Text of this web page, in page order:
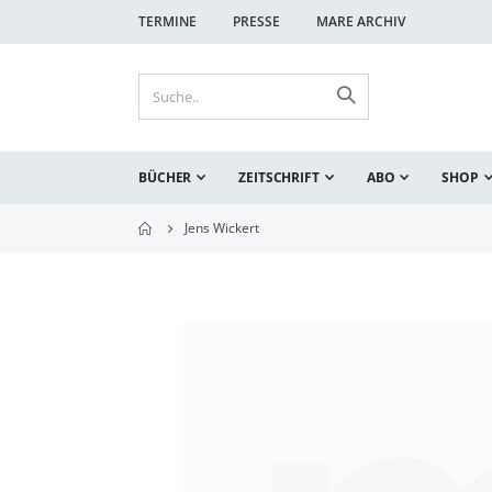
TERMINE PRESSE MARE ARCHIV
BÜCHER ZEITSCHRIFT ABO SHOP
Jens Wickert